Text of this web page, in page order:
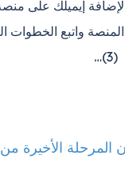
لإضافة إيميلك على
(3)…
المرحلة الأخيرة